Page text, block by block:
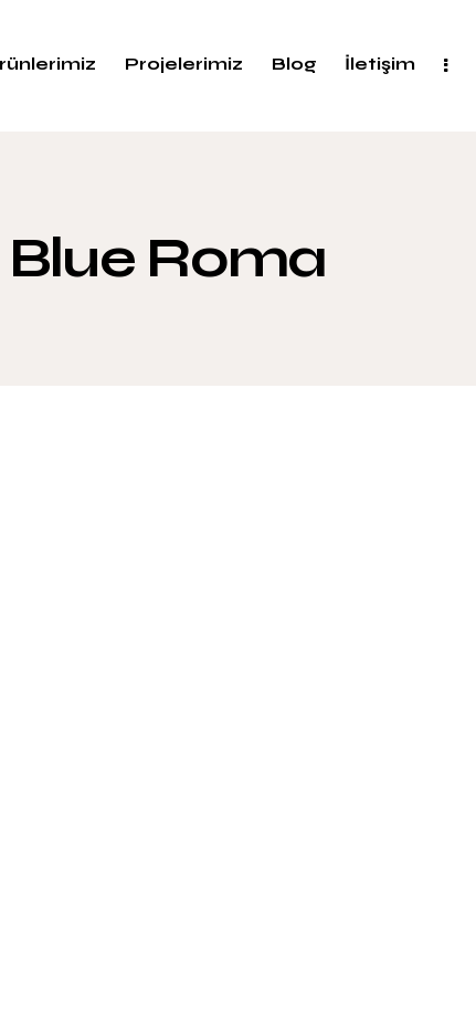
Projelerimiz Blog İletişim
Roma